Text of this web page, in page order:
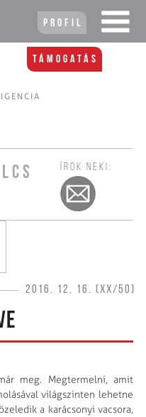
Profil
Támogatás
ÍROK NEKI:
2016. 12. 16. (XX/50)
meg. Megtermelni, amit
világszinten lehetne
a karácsonyi vacsora,